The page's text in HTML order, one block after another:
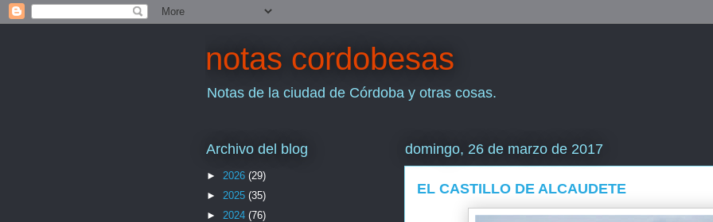
notas cordobesas
Notas de la ciudad de Córdoba y otras cosas.
domingo, 26 de marzo de 2017
EL CASTILLO DE ALCAUDETE
Archivo del blog
► 2026 (29)
► 2025 (35)
► 2024 (76)